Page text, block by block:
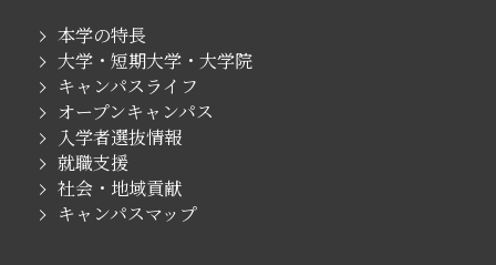
本学の特長
大学・短期大学・大学院
キャンパスライフ
オープンキャンパス
入学者選抜情報
就職支援
社会・地域貢献
キャンパスマップ